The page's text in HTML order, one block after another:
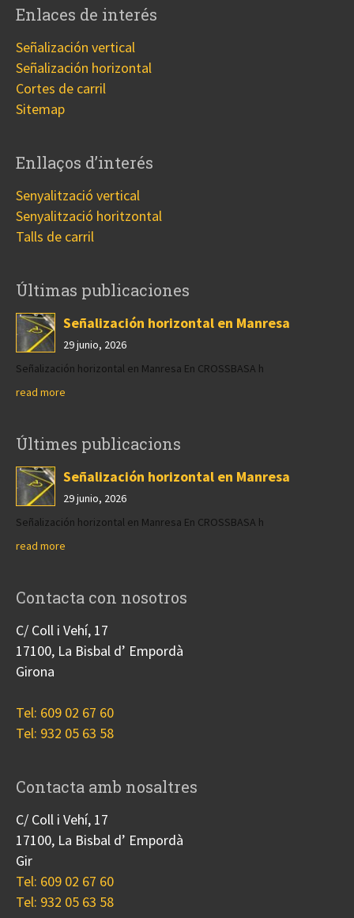
Enlaces de interés
Señalización vertical
Señalización horizontal
Cortes de carril
Sitemap
Enllaços d’interés
Senyalització vertical
Senyalització horitzontal
Talls de carril
Últimas publicaciones
Señalización horizontal en Manresa
29 junio, 2026
Señalización horizontal en Manresa En CROSSBASA h
read more
Últimes publicacions
Señalización horizontal en Manresa
29 junio, 2026
Señalización horizontal en Manresa En CROSSBASA h
read more
Contacta con nosotros
C/ Coll i Vehí, 17
17100, La Bisbal d’ Empordà
Girona
Tel: 609 02 67 60
Tel: 932 05 63 58
Contacta amb nosaltres
C/ Coll i Vehí, 17
17100, La Bisbal d’ Empordà
Gir
Tel: 609 02 67 60
Tel: 932 05 63 58